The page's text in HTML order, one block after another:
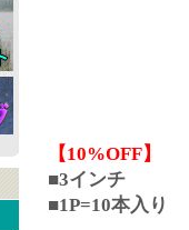
【10%OFF】
■3インチ
■1P=10本入り